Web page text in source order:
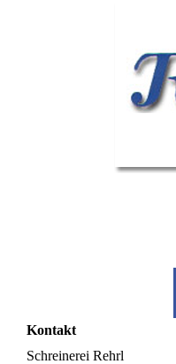
Kontakt
Schreinerei Rehrl